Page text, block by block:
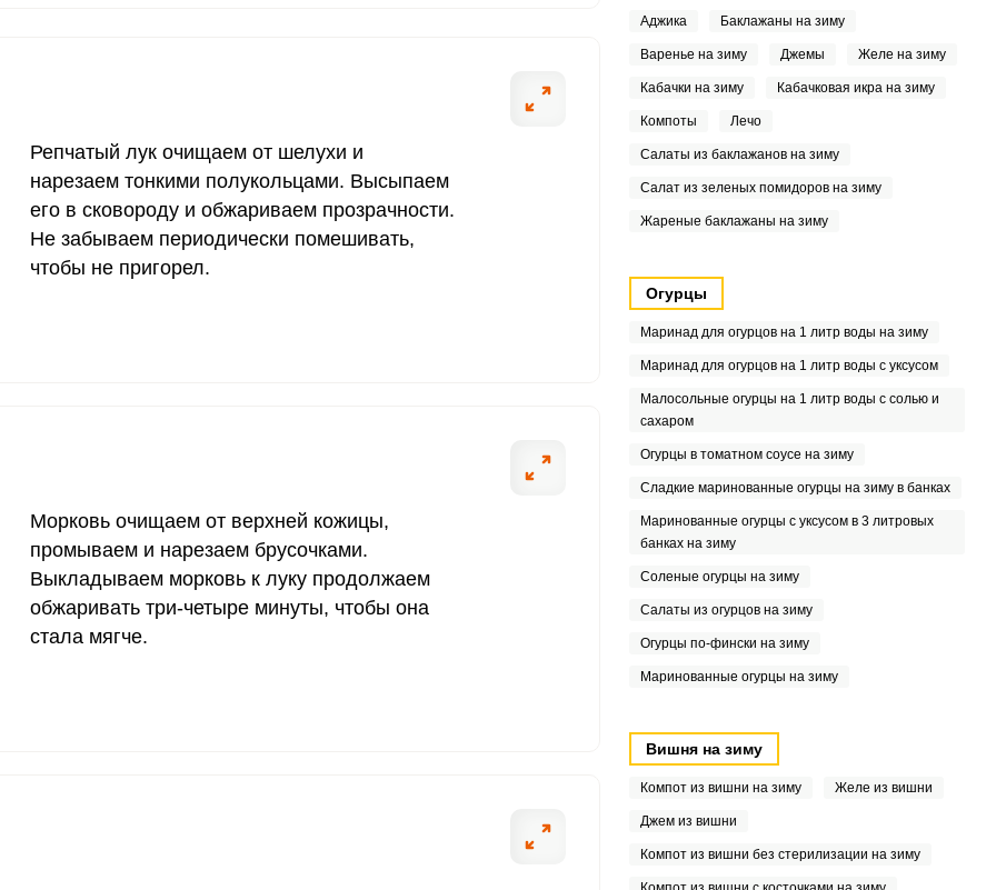
10 мкг 11.3
8.4
2 мкг 22
50 мкг 1.8
12 мг 10.3
Репчатый лук очищаем от шелухи и
нарезаем тонкими полукольцами. Высыпаем
его в сковороду и обжариваем прозрачности.
Не забываем периодически помешивать,
чтобы не пригорел.
Морковь очищаем от верхней кожицы,
промываем и нарезаем брусочками.
Выкладываем морковь к луку продолжаем
обжаривать три-четыре минуты, чтобы она
стала мягче.
Аджика Баклажаны на зиму
Варенье на зиму Джемы Желе на зиму
Кабачки на зиму Кабачковая икра на зиму
Компоты Лечо
Салаты из баклажанов на зиму
Салат из зеленых помидоров на зиму
Жареные баклажаны на зиму
Огурцы
Маринад для огурцов на 1 литр воды на зиму
Маринад для огурцов на 1 литр воды с уксусом
Малосольные огурцы на 1 литр воды с солью и
сахаром
Огурцы в томатном соусе на зиму
Сладкие маринованные огурцы на зиму в банках
Маринованные огурцы с уксусом в 3 литровых
банках на зиму
Соленые огурцы на зиму
Салаты из огурцов на зиму
Огурцы по-фински на зиму
Маринованные огурцы на зиму
Вишня на зиму
Компот из вишни на зиму Желе из вишни
Джем из вишни
Компот из вишни без стерилизации на зиму